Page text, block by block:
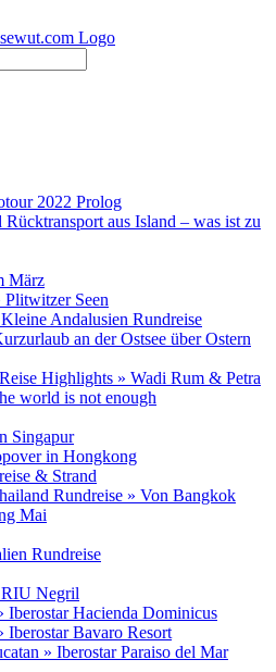
2022 Prolog
aus Island – was ist zu
März
Seen
Andalusien Rundreise
an der Ostsee über Ostern
Highlights » Wadi Rum & Petra
world is not enough
Singapur
in Hongkong
& Strand
Rundreise » Von Bangkok
Mai
Rundreise
RIU Negril
Iberostar Hacienda Dominicus
Iberostar Bavaro Resort
» Iberostar Paraiso del Mar